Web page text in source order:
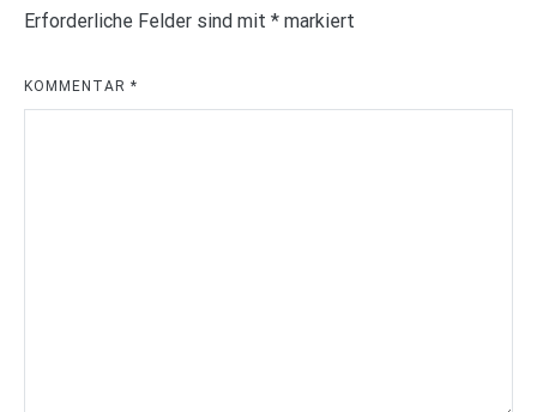
Erforderliche Felder sind mit * markiert
KOMMENTAR *